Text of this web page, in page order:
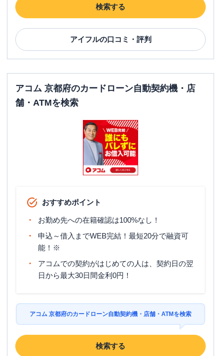
検索する
アイフルの口コミ・評判
アコム 京都府のカードローン自動契約機・店
舗・ATMを検索
おすすめポイント
お勤め先への在籍確認は100%なし！
申込～借入までWEB完結！最短20分で融資可
能！※
アコムでの契約がはじめての人は、契約日の翌
日から最大30日間金利0円！
アコム 京都府のカードローン自動契約機・店舗・ATMを検索
検索する